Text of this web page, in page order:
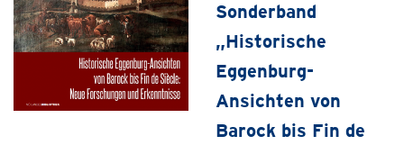
Sonderband
„Historische
Eggenburg-
Ansichten von
Barock bis Fin de